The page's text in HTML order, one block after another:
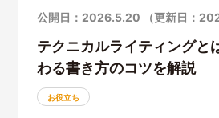
公開日：2026.5.20 （更新日：
テクニカルライティングと
わる書き方のコツを解説
お役立ち